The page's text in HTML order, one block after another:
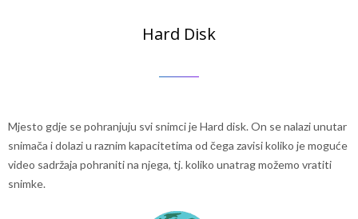
Hard Disk
Mjesto gdje se pohranjuju svi snimci je Hard disk. On se nalazi unutar
snimača i dolazi u raznim kapacitetima od čega zavisi koliko je moguće
video sadržaja pohraniti na njega, tj. koliko unatrag možemo vratiti
snimke.